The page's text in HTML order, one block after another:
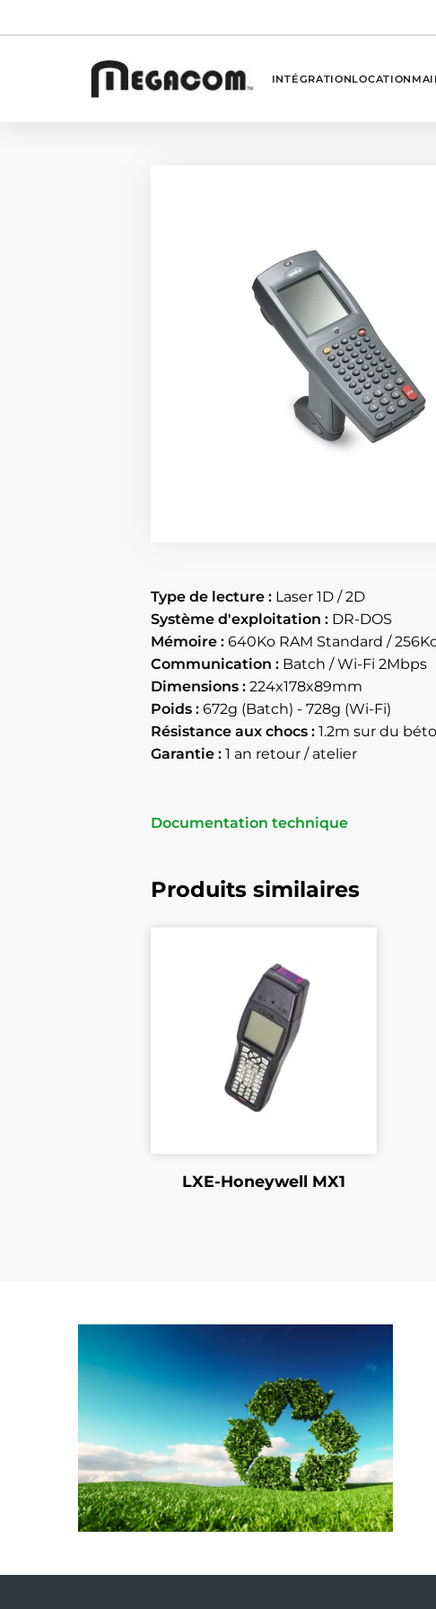
INTÉGRATIONLOCATION
Type de lecture : Laser 1D / 2D
Système d'exploitation : DR-DOS
Mémoire : 640Ko RAM Standard /
Communication : Batch / Wi-Fi 2Mbps
Dimensions : 224x178x89mm
Poids : 672g (Batch) - 728g (Wi-Fi)
Résistance aux chocs : 1.2m sur du
Garantie : 1 an retour / atelier
Documentation technique
Produits similaires
LXE-Honeywell MX1